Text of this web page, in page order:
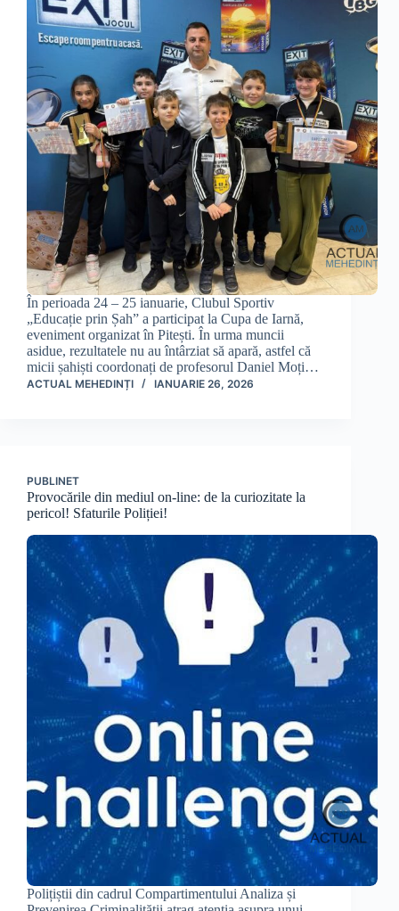
În perioada 24 – 25 ianuarie, Clubul Sportiv
„Educație prin Șah” a participat la Cupa de Iarnă,
eveniment organizat în Pitești. În urma muncii
asidue, rezultatele nu au întârziat să apară, astfel că
micii șahiști coordonați de profesorul Daniel Moți…
ACTUAL MEHEDINȚI IANUARIE 26, 2026
PUBLINET
Provocările din mediul on-line: de la curiozitate la
pericol! Sfaturile Poliției!
Polițiștii din cadrul Compartimentului Analiza și